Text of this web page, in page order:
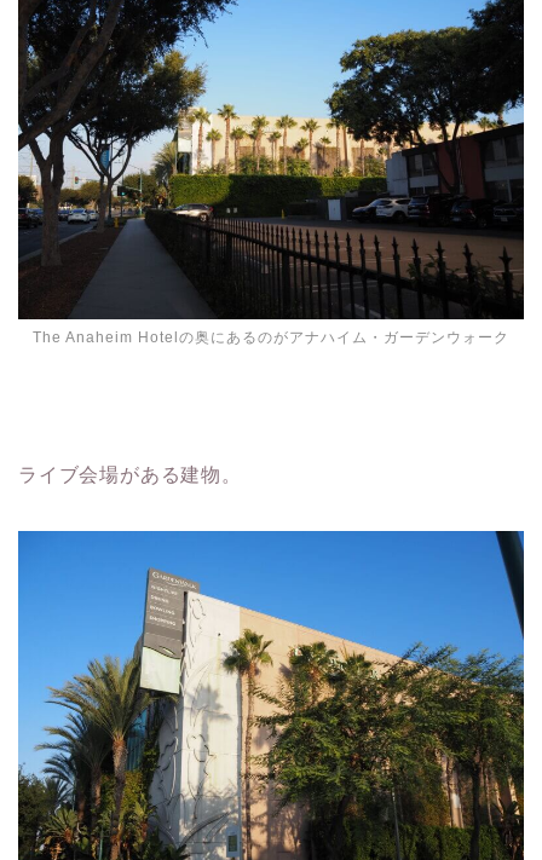
The Anaheim Hotelの奥にあるのがアナハイム・ガーデンウォーク
ライブ会場がある建物。